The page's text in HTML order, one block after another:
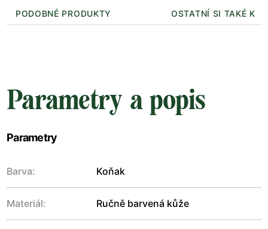
PODOBNÉ PRODUKTY OSTATNÍ SI TAKÉ
Parametry a popis
Parametry
Barva: Koňak
Materiál: Ručně barvená kůže